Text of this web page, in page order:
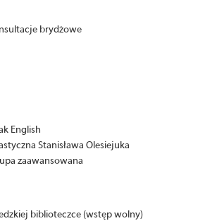
brydżowe
English
Stanisława Olesiejuka
zaawansowana
biblioteczce (wstęp wolny)